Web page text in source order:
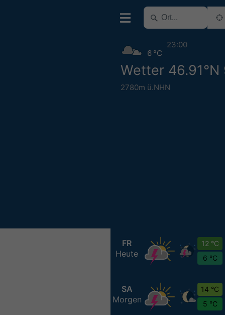
Wetter 46.91°N
2780m ü.NHN
6 °C
23:00
FR
Heute
12 °C
6 °C
SA
Morgen
14 °C
5 °C